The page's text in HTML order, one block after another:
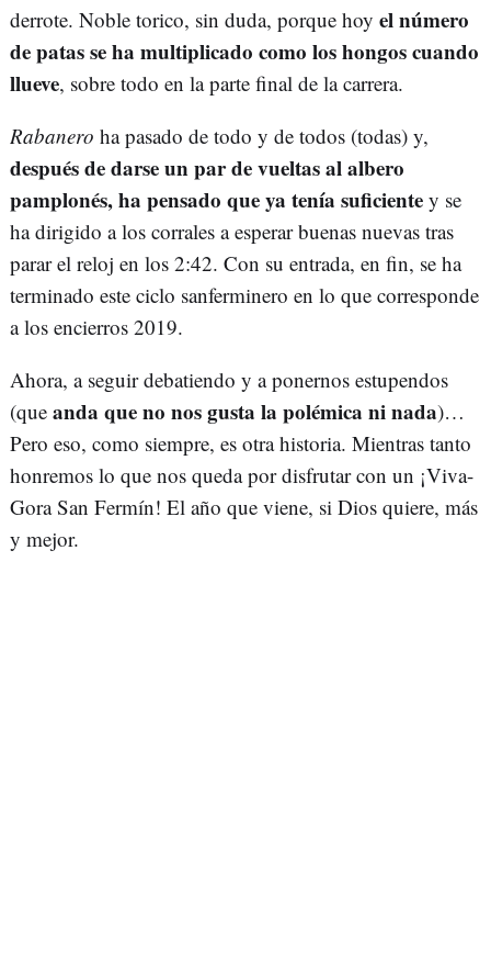
derrote. Noble torico, sin duda, porque hoy el número
de patas se ha multiplicado como los hongos cuando
llueve, sobre todo en la parte final de la carrera.
Rabanero ha pasado de todo y de todos (todas) y,
después de darse un par de vueltas al albero
pamplonés, ha pensado que ya tenía suficiente y se
ha dirigido a los corrales a esperar buenas nuevas tras
parar el reloj en los 2:42. Con su entrada, en fin, se ha
terminado este ciclo sanferminero en lo que corresponde
a los encierros 2019.
Ahora, a seguir debatiendo y a ponernos estupendos
(que anda que no nos gusta la polémica ni nada)…
Pero eso, como siempre, es otra historia. Mientras tanto
honremos lo que nos queda por disfrutar con un ¡Viva-
Gora San Fermín! El año que viene, si Dios quiere, más
y mejor.